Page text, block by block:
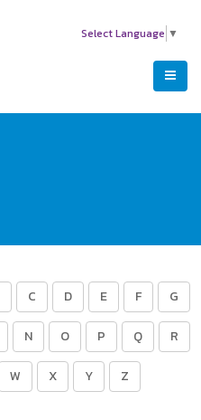
Select Language ▼
C D E F G
N O P Q R
W X Y Z